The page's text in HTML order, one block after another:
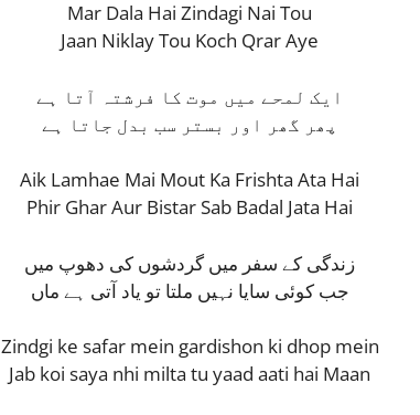
Mar Dala Hai Zindagi Nai Tou
Jaan Niklay Tou Koch Qrar Aye
ایک لمحے میں موت کا فرشتہ آتا ہے
پھر گھر اور بستر سب بدل جاتا ہے
Aik Lamhae Mai Mout Ka Frishta Ata Hai
Phir Ghar Aur Bistar Sab Badal Jata Hai
زندگی کے سفر میں گردشوں کی دھوپ میں
جب کوئی سایا نہیں ملتا تو یاد آتی ہے ماں
Zindgi ke safar mein gardishon ki dhop mein
Jab koi saya nhi milta tu yaad aati hai Maan